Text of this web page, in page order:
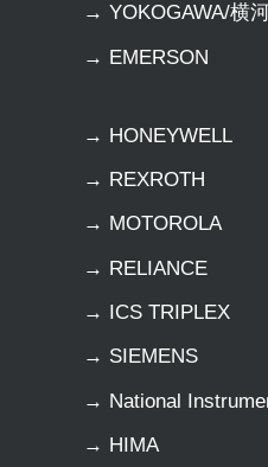
→ YOKOGAWA/横
→ EMERSON
→ HONEYWELL
→ REXROTH
→ MOTOROLA
→ RELIANCE
→ ICS TRIPLEX
→ SIEMENS
→ National
→ HIMA